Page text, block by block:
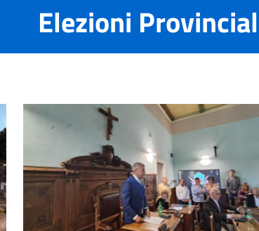
Elezioni